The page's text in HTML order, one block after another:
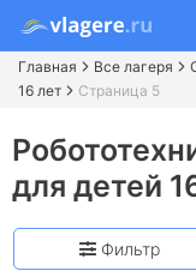
Главная Все лагеря
16 лет
Страница 5
для детей
Фильтр